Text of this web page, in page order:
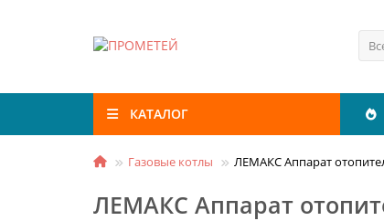
КАТАЛОГ
Газовые котлы ЛЕМАКС Аппарат
ЛЕМАКС Аппарат